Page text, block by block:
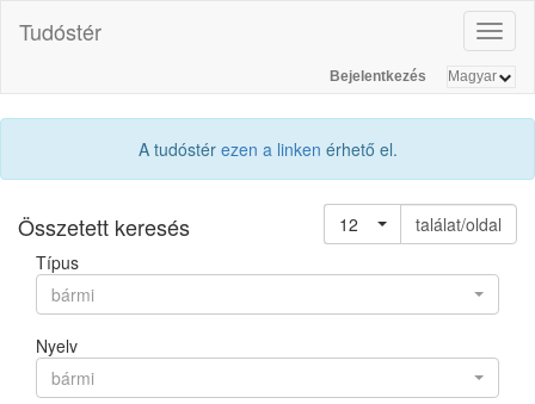
Tudóstér
Bejelentkezés
A tudóstér ezen a linken érhető el.
Összetett keresés 12
találat/oldal
Típus
bármi
Nyelv
bármi